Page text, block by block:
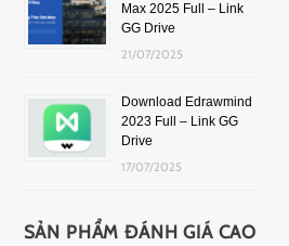
Max 2025 Full – Link
GG Drive
21/07/2025
Download Edrawmind
2023 Full – Link GG
Drive
17/07/2025
SẢN PHẨM ĐÁNH GIÁ CAO